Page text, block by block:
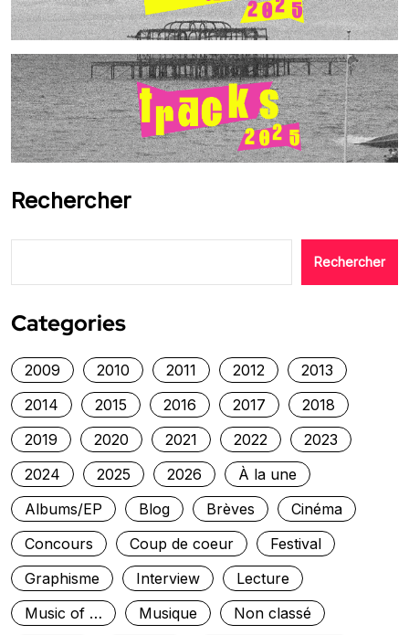
Rechercher
Rechercher
Categories
2009 2010 2011 2012
2013
2014
2015 2016 2017
2018
2019
2020 2021 2022
2023
2024
2025 2026
À la une
Albums/EP
Blog Brèves
Cinéma
Concours
Coup de coeur
Festival
Graphisme
Interview
Lecture
Music of …
Musique
Non classé